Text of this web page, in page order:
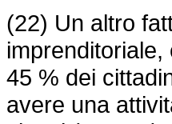
(22) Un altro
45 % dei
avere una